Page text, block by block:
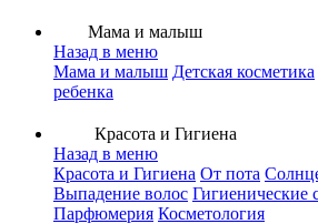
Мама и малыш
Назад в меню
Мама и малыш Детская косметика
ребенка
Красота и Гигиена
Назад в меню
Красота и Гигиена От пота
Выпадение волос Гигиенические
Парфюмерия Косметология